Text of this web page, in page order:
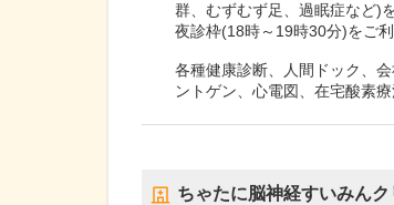
群、むずむず足、過眠症など)
夜診枠(18時～19時30分)をご
各種健康診断、人間ドック、
ントゲン、心電図、在宅酸素
ちゃたに脳神経すいみんク